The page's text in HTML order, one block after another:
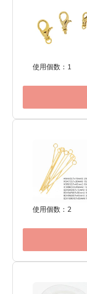
使用個数：1
使用個数：2